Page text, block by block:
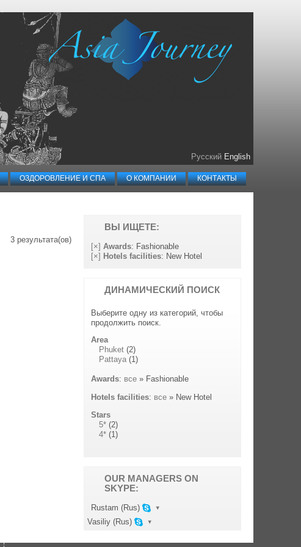
Русский English
ОЗДОРОВЛЕНИЕ И СПА О КОМПАНИИ КОНТАКТЫ
3 результата(ов)
ВЫ ИЩЕТЕ:
[×] Awards: Fashionable
[×] Hotels facilities: New Hotel
ДИНАМИЧЕСКИЙ ПОИСК
Выберите одну из категорий, чтобы
продолжить поиск.
Area
Phuket (2)
Pattaya (1)
Awards: все » Fashionable
Hotels facilities: все » New Hotel
Stars
5* (2)
4* (1)
OUR MANAGERS ON
SKYPE:
Rustam (Rus) ▾
Vasiliy (Rus) ▾